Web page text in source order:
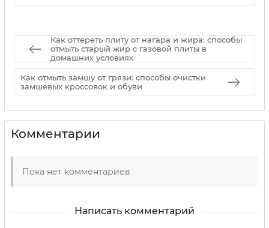
Как оттереть плиту от нагара и жира: способы
отмыть старый жир с газовой плиты в
домашних условиях
Как отмыть замшу от грязи: способы очистки
замшевых кроссовок и обуви
Комментарии
Пока нет комментариев
Написать комментарий